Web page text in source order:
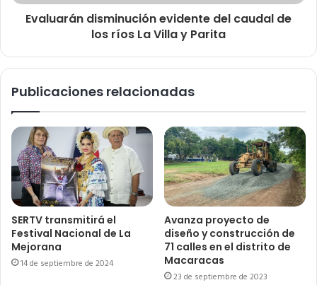
Evaluarán disminución evidente del caudal de
los ríos La Villa y Parita
Publicaciones relacionadas
SERTV transmitirá el
Festival Nacional de La
Mejorana
14 de septiembre de 2024
Avanza proyecto de
diseño y construcción de
71 calles en el distrito de
Macaracas
23 de septiembre de 2023